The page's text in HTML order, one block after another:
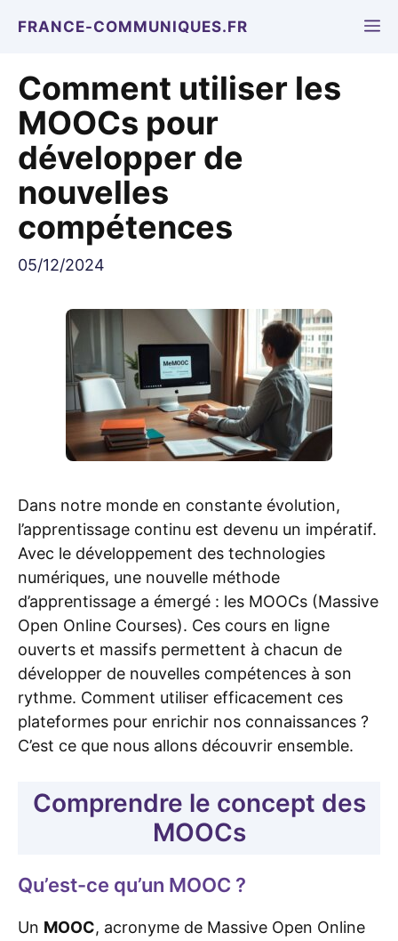
FRANCE-COMMUNIQUES.FR
Comment utiliser les
MOOCs pour
développer de
nouvelles
compétences
05/12/2024
Dans notre monde en constante évolution,
l’apprentissage continu est devenu un impératif.
Avec le développement des technologies
numériques, une nouvelle méthode
d’apprentissage a émergé : les MOOCs (Massive
Open Online Courses). Ces cours en ligne
ouverts et massifs permettent à chacun de
développer de nouvelles compétences à son
rythme. Comment utiliser efficacement ces
plateformes pour enrichir nos connaissances ?
C’est ce que nous allons découvrir ensemble.
Comprendre le concept des
MOOCs
Qu’est-ce qu’un MOOC ?
Un MOOC, acronyme de Massive Open Online